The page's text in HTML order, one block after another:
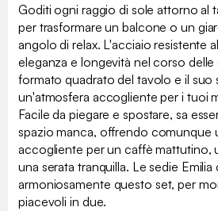
Goditi ogni raggio di sole attorno al
per trasformare un balcone o un
angolo di relax. L'acciaio resistente
eleganza e longevità nel corso delle
formato quadrato del tavolo e il suo
un'atmosfera accogliente per i tuoi
Facile da piegare e spostare, sa
spazio manca, offrendo comunque
accogliente per un caffè mattutino,
una serata tranquilla. Le sedie
armoniosamente questo set, per
piacevoli in due.